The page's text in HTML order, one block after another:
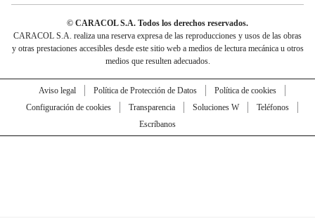
© CARACOL S.A. Todos los derechos reservados.
CARACOL S.A. realiza una reserva expresa de las reproducciones y usos de las obras
y otras prestaciones accesibles desde este sitio web a medios de lectura mecánica u otros
medios que resulten adecuados.
Aviso legal Política de Protección de Datos
Política de cookies
Configuración de cookies
Transparencia Soluciones W
Teléfonos
Escríbanos